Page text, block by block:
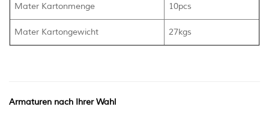
Mater Kartonmenge 10pcs
Mater Kartongewicht 27kgs
Armaturen nach Ihrer Wahl